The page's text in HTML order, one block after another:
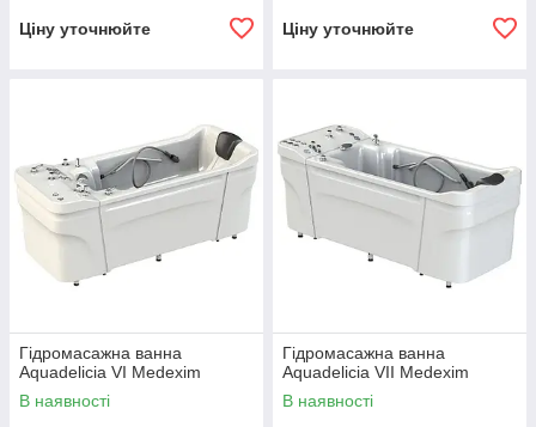
Ціну уточнюйте Ціну уточнюйте
Гідромасажна ванна
Aquadelicia VI Medexim
В наявності
Гідромасажна ванна
Aquadelicia VII Medexim
В наявності